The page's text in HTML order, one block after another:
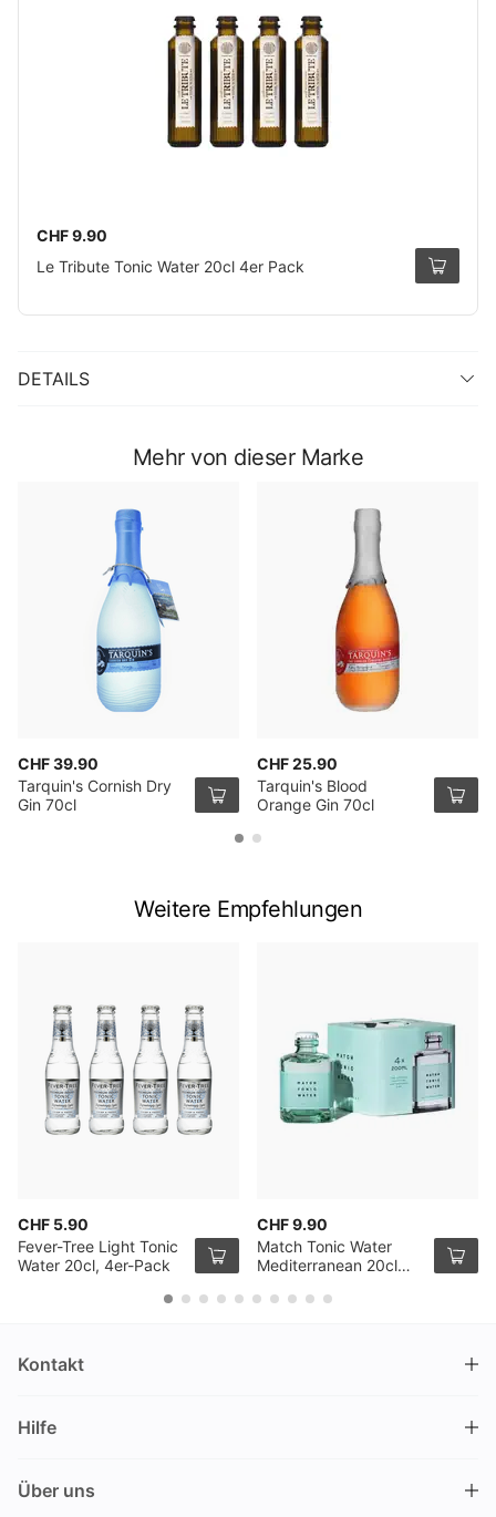
CHF 9.90
Le Tribute Tonic Water 20cl 4er Pack
DETAILS
Mehr von dieser Marke
CHF 39.90
Tarquin's Cornish Dry
Gin 70cl
CHF 25.90
Tarquin's Blood
Orange Gin 70cl
Weitere Empfehlungen
CHF 5.90
Fever-Tree Light Tonic
Water 20cl, 4er-Pack
CHF 9.90
Match Tonic Water
Mediterranean 20cl
Kontakt
Nüschelerstrasse 35
Schweiz
Hilfe
Über uns